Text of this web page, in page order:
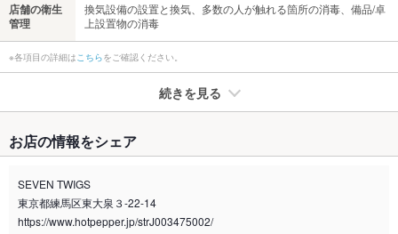
店舗の衛生
管理
換気設備の設置と換気、多数の人が触れる箇所の消毒、備品/卓
上設置物の消毒
※各項目の詳細はこちらをご確認ください。
続きを見る
禁煙・喫煙 全席禁煙
喫煙専用室 なし
※2020年4月1日～受動喫煙対策に関する法律が施行されています。正しい情報はお店へお問い
お店の情報をシェア
SEVEN TWIGS
東京都練馬区東大泉３-22-14
https://www.hotpepper.jp/strJ003475002/